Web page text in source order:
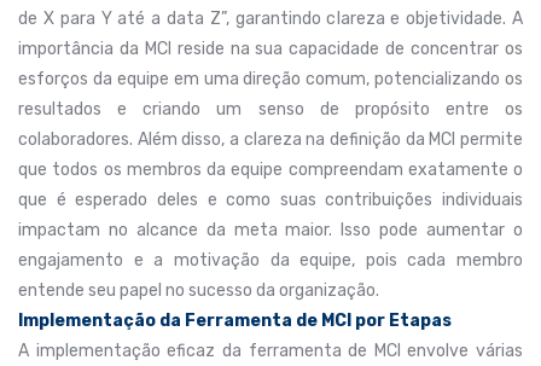
de X para Y até a data Z”, garantindo clareza e objetividade. A
importância da MCI reside na sua capacidade de concentrar os
esforços da equipe em uma direção comum, potencializando os
resultados e criando um senso de propósito entre os
colaboradores. Além disso, a clareza na definição da MCI permite
que todos os membros da equipe compreendam exatamente o
que é esperado deles e como suas contribuições individuais
impactam no alcance da meta maior. Isso pode aumentar o
engajamento e a motivação da equipe, pois cada membro
entende seu papel no sucesso da organização.
Implementação da Ferramenta de MCI por Etapas
A implementação eficaz da ferramenta de MCI envolve várias